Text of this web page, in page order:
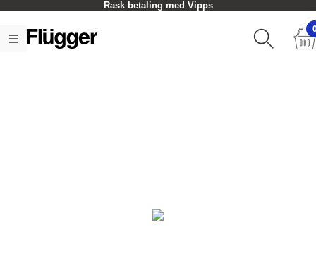
Rask betaling med Vipps